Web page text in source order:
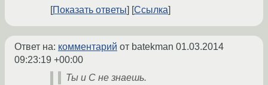
Показать ответы
Ссылка
Ответ на: комментарий от batekman 01.03.2014
09:23:19 +00:00
Ты и C не знаешь.